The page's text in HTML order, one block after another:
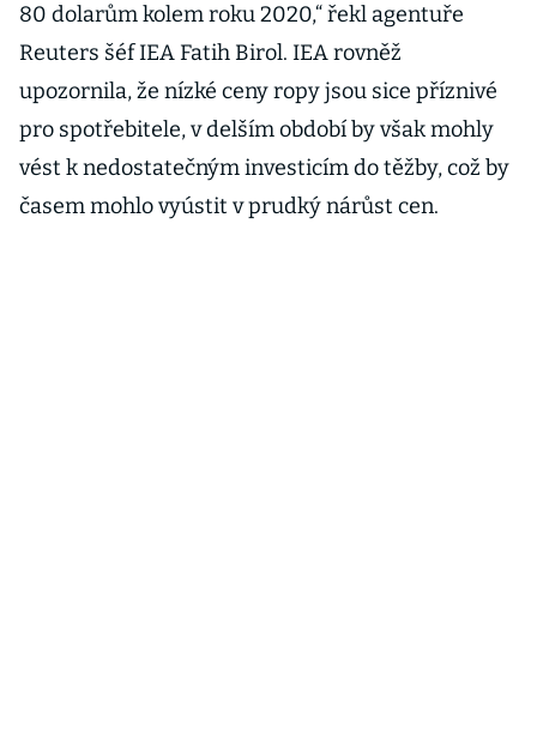
80 dolarům kolem roku 2020,“ řekl agentuře
Reuters šéf IEA Fatih Birol. IEA rovněž
upozornila, že nízké ceny ropy jsou sice příznivé
pro spotřebitele, v delším období by však mohly
vést k nedostatečným investicím do těžby, což by
časem mohlo vyústit v prudký nárůst cen.